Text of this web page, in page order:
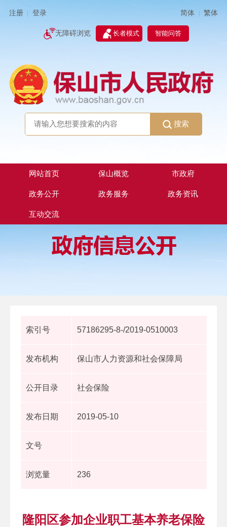
注册 登录 简体 | 繁体
无障碍浏览 长者模式 智能问答
搜索
网站首页 保山概览 市政府
政务公开 政务服务 政务资讯
互动交流
索引号 57186295-8-/2019-0510003
发布机构 保山市人力资源和社会保障局
公开目录 社会保险
发布日期 2019-05-10
文号
浏览量 236
隆阳区参加企业职工基本养老保险